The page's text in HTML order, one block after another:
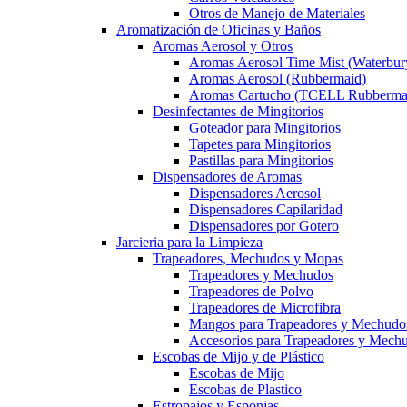
Otros de Manejo de Materiales
Aromatización de Oficinas y Baños
Aromas Aerosol y Otros
Aromas Aerosol Time Mist
Aromas Aerosol (Rubbermaid)
Aromas Cartucho (TCELL
Desinfectantes de Mingitorios
Goteador para Mingitorios
Tapetes para Mingitorios
Pastillas para Mingitorios
Dispensadores de Aromas
Dispensadores Aerosol
Dispensadores Capilaridad
Dispensadores por Gotero
Jarcieria para la Limpieza
Trapeadores, Mechudos y Mopas
Trapeadores y Mechudos
Trapeadores de Polvo
Trapeadores de Microfibra
Mangos para Trapeadores y
Accesorios para Trapeadores y
Escobas de Mijo y de Plástico
Escobas de Mijo
Escobas de Plastico